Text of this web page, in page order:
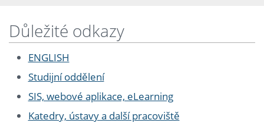
Důležité odkazy
ENGLISH
Studijní oddělení
SIS, webové aplikace, eLearning
Katedry, ústavy a další pracoviště